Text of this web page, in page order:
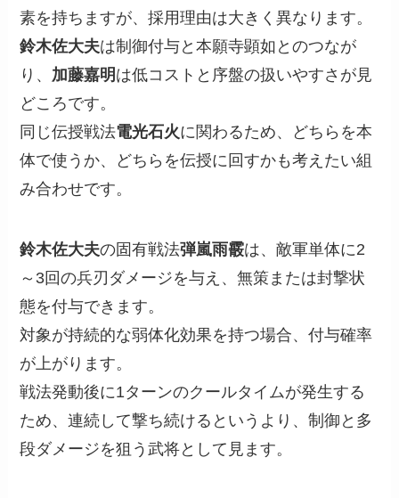
素を持ちますが、採用理由は大きく異なります。
鈴木佐大夫は制御付与と本願寺顕如とのつなが
り、 加藤嘉明 は低コストと序盤の扱いやすさが見
どころです。
同じ伝授戦法電光石火に関わるため、どちらを本
体で使うか、どちらを伝授に回すかも考えたい組
み合わせです。
鈴木佐大夫の固有戦法弾嵐雨霰は、敵軍単体に2
～3回の兵刃ダメージを与え、無策または封撃状
態を付与できます。
対象が持続的な弱体化効果を持つ場合、付与確率
が上がります。
戦法発動後に1ターンのクールタイムが発生する
ため、連続して撃ち続けるというより、制御と多
段ダメージを狙う武将として見ます。